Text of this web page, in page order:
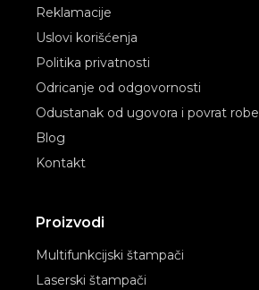
Reklamacije
Uslovi korišćenja
Politika privatnosti
Odricanje od odgovornosti
Odustanak od ugovora i povrat robe
Blog
Kontakt
Proizvodi
Multifunkcijski štampači
Laserski štampači